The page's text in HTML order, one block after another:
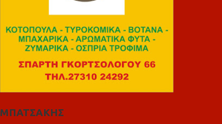
ΜΠΑΤΣΑΚΗΣ